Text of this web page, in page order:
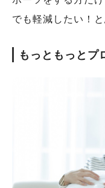
でも軽減したい！
もっともっとプ